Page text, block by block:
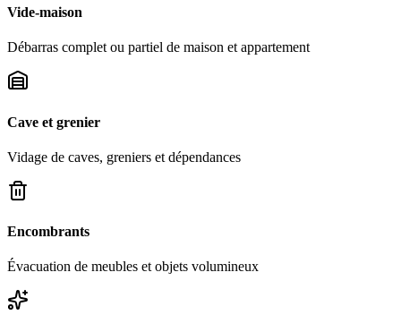
Vide-maison
Débarras complet ou partiel de maison et appartement
Cave et grenier
Vidage de caves, greniers et dépendances
Encombrants
Évacuation de meubles et objets volumineux